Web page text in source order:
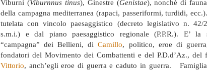
Viburni (Viburnnus tinus), Ginestre (Genistae), nonché di
della campagna mediterranea (rapaci, passeriformi, turdidi,
tutelata con vincolo paesaggistico (decreto legislativo n. 42/
s.m.i.) e dal piano paesaggistico regionale (P.P.R.). E’ la
“campagna” dei Bellieni, diCamillo, politico, eroe di
fondatori del Movimento dei Combattenti e del P.D.d’Az., del
Vittorio, anch’egli eroe di guerra e caduto in guerra.